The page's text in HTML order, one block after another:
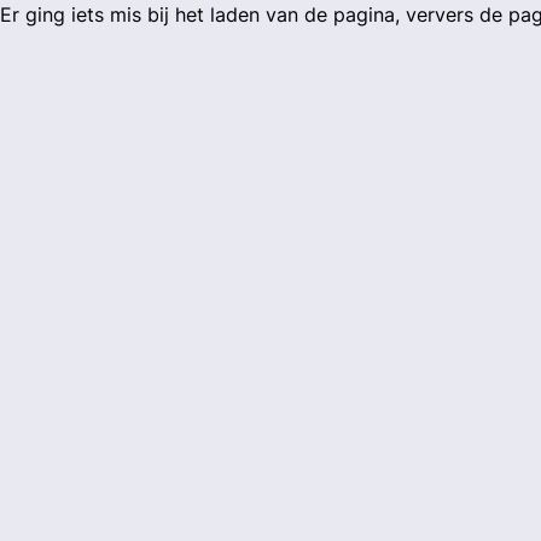
Er ging iets mis bij het laden van de pagina, ververs de